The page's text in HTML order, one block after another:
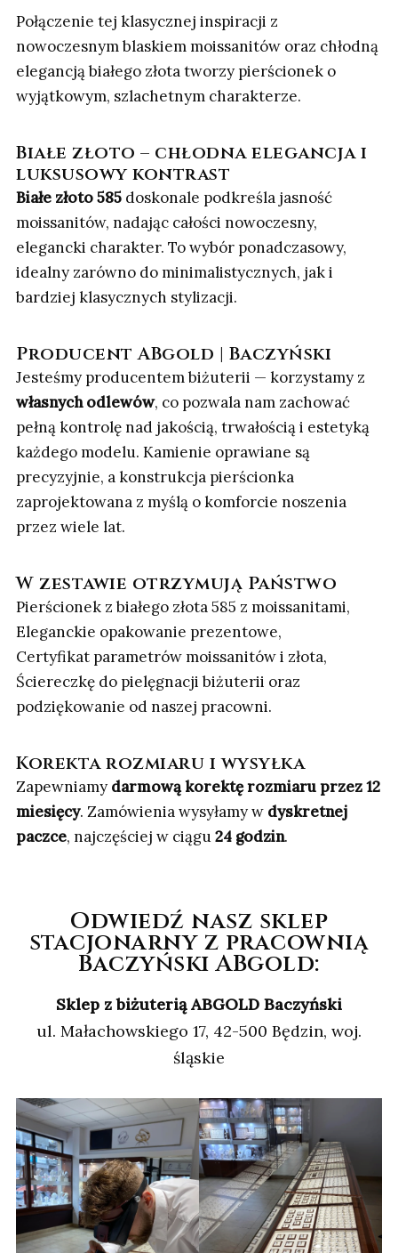
Połączenie tej klasycznej inspiracji z
nowoczesnym blaskiem moissanitów oraz chłodną
elegancją białego złota tworzy pierścionek o
wyjątkowym, szlachetnym charakterze.
Białe złoto – chłodna elegancja i
luksusowy kontrast
Białe złoto 585 doskonale podkreśla jasność
moissanitów, nadając całości nowoczesny,
elegancki charakter. To wybór ponadczasowy,
idealny zarówno do minimalistycznych, jak i
bardziej klasycznych stylizacji.
Producent ABgold | Baczyński
Jesteśmy producentem biżuterii — korzystamy z
własnych odlewów, co pozwala nam zachować
pełną kontrolę nad jakością, trwałością i estetyką
każdego modelu. Kamienie oprawiane są
precyzyjnie, a konstrukcja pierścionka
zaprojektowana z myślą o komforcie noszenia
przez wiele lat.
W zestawie otrzymują Państwo
Pierścionek z białego złota 585 z moissanitami,
Eleganckie opakowanie prezentowe,
Certyfikat parametrów moissanitów i złota,
Ściereczkę do pielęgnacji biżuterii oraz
podziękowanie od naszej pracowni.
Korekta rozmiaru i wysyłka
Zapewniamy darmową korektę rozmiaru przez 12
miesięcy. Zamówienia wysyłamy w dyskretnej
paczce, najczęściej w ciągu24 godzin.
Odwiedź nasz sklep
stacjonarny z pracownią
Baczyński ABgold:
Sklep z biżuterią ABGOLD Baczyński
ul. Małachowskiego 17, 42-500 Będzin, woj.
śląskie